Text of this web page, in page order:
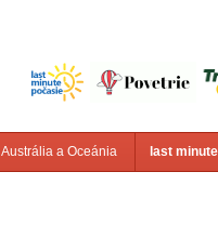
Austrália a Oceánia last